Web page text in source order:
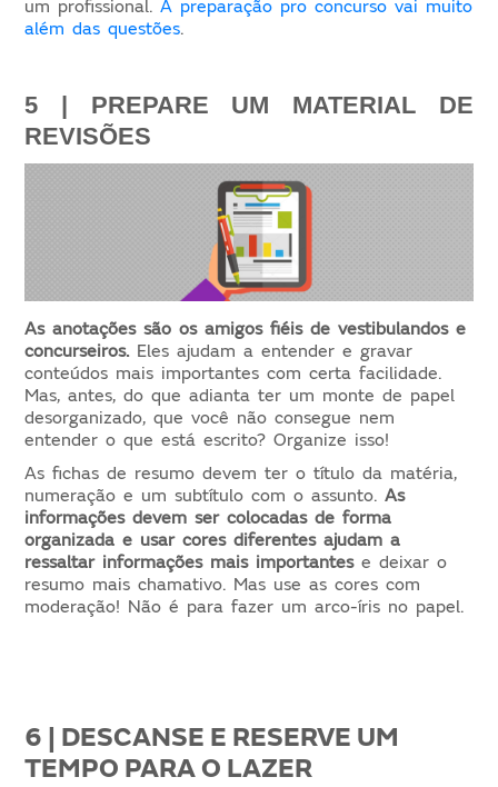
um profissional.A preparação pro concurso vai muito
além das questões.
5 | PREPARE UM MATERIAL DE
REVISÕES
As anotações são os amigos fiéis de vestibulandos e
concurseiros.Eles ajudam a entender e gravar
conteúdos mais importantes com certa facilidade.
Mas, antes, do que adianta ter um monte de papel
desorganizado, que você não consegue nem
entender o que está escrito? Organize isso!
As fichas de resumo devem ter o título da matéria,
numeração e um subtítulo com o assunto.As
informações devem ser colocadas de forma
organizada e usar cores diferentes ajudam a
ressaltar informações mais importantese deixar o
resumo mais chamativo. Mas use as cores com
moderação! Não é para fazer um arco-íris no papel.
6 | DESCANSE E RESERVE UM
TEMPO PARA O LAZER